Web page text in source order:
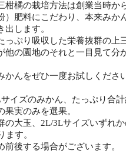
柑橘の栽培方法は創業当時か
）肥料にこだわり、本来みか
出します。
っぷり吸収した栄養抜群の上
他の園地のそれと一目見て分
かんをぜひ一度お試しくださ
イズのみかん、たっぷり合
果実のみを選果。
の大玉、2L/3Lサイズいずれ
ます。
後する場合がございます。